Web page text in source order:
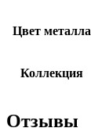
Цвет металла
Коллекция
Отзывы